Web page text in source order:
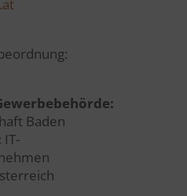
Baden
IT-